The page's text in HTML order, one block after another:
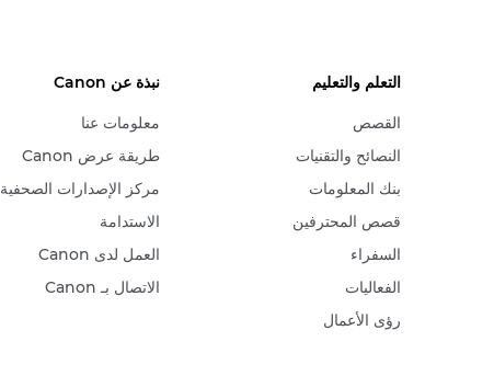
التعلم والتعليم
القصص
النصائح والتقنيات
بنك المعلومات
قصص المحترفين
السفراء
الفعاليات
رؤى الأعمال
نبذة عن Canon
معلومات عنا
طريقة عرض Canon
مركز الإصدارات الصحفية
الاستدامة
العمل لدى Canon
الاتصال بـ Canon